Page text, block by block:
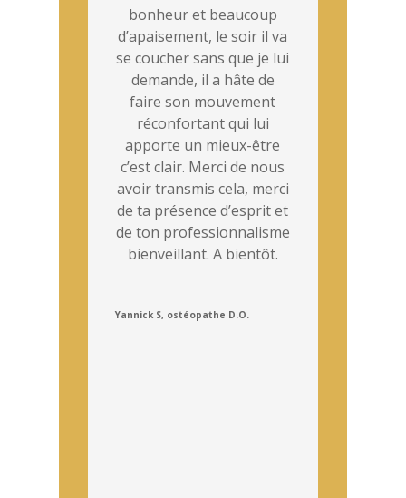
bonheur et beaucoup
d’apaisement, le soir il va
se coucher sans que je lui
demande, il a hâte de
faire son mouvement
réconfortant qui lui
apporte un mieux-être
c’est clair. Merci de nous
avoir transmis cela, merci
de ta présence d’esprit et
de ton professionnalisme
bienveillant. A bientôt.
Yannick S, ostéopathe D.O.